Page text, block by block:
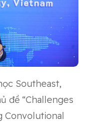
Southeast,
đề “Challenges
Convolutional